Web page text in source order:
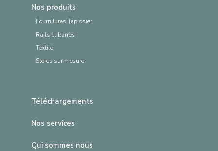
Nos produits
Fournitures Tapissier
Rails et barres
Textile
Stores sur mesure
Téléchargements
Nos services
Qui sommes nous